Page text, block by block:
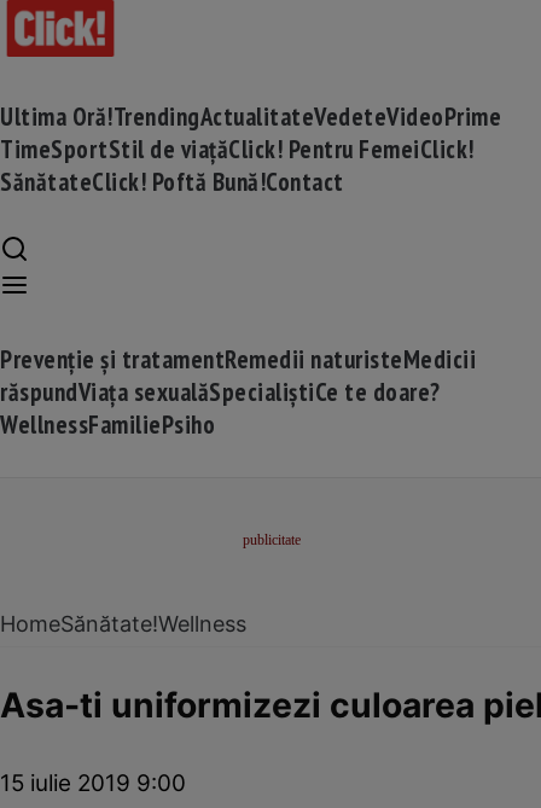
Ultima Oră!TrendingActualitateVedeteVideoPrime
TimeSportStil de viațăClick! Pentru FemeiClick!
SănătateClick! Poftă Bună!Contact
Prevenție și tratamentRemedii naturisteMedicii
răspundViața sexualăSpecialiștiCe te doare?
WellnessFamiliePsiho
HomeSănătate!Wellness
Asa-ti uniformizezi culoarea
15 iulie 2019 9:00